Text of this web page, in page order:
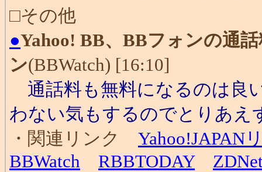
□その他
●Yahoo! BB、BBフォンの通
ン(BBWatch) [16:10]
通話料も無料になるのは良
わない気もするのでとりあえ
・関連リンク Yahoo!JAPAN
BBWatch
RBBTODAY